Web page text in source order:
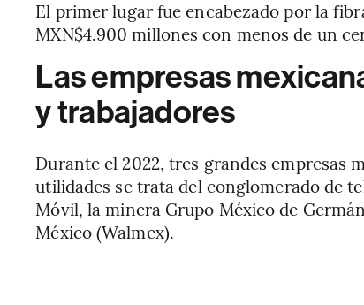
El primer lugar fue encabezado por la
MXN$4.900 millones con menos de un
Las empresas
y trabajadores
Durante el 2022, tres grandes empresas
utilidades se trata del conglomerado de
Móvil, la minera Grupo México de
México (Walmex).